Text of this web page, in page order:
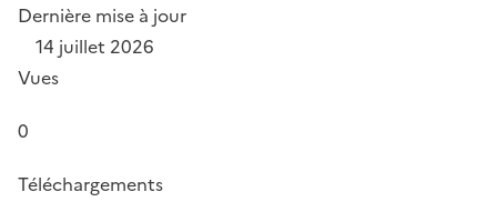
Dernière mise à jour
14 juillet 2026
Vues
0
Téléchargements